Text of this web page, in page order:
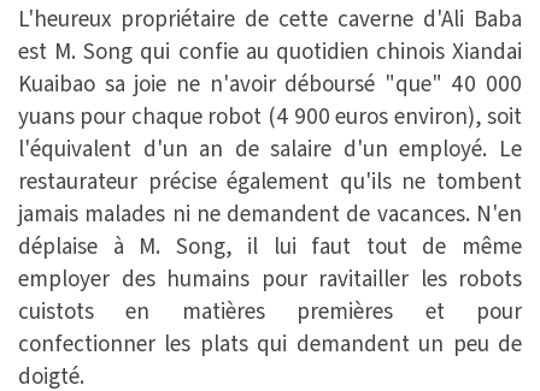
L'heureux propriétaire de cette caverne d'Ali Baba
est M. Song qui confie au quotidien chinois Xiandai
Kuaibao sa joie ne n'avoir déboursé "que" 40 000
yuans pour chaque robot (4 900 euros environ), soit
l'équivalent d'un an de salaire d'un employé. Le
restaurateur précise également qu'ils ne tombent
jamais malades ni ne demandent de vacances. N'en
déplaise à M. Song, il lui faut tout de même
employer des humains pour ravitailler les robots
cuistots en matières premières et pour
confectionner les plats qui demandent un peu de
doigté.